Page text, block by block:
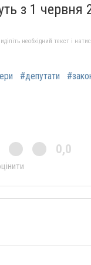
з 1 червня
необхідний текст і
#депутати
0,0